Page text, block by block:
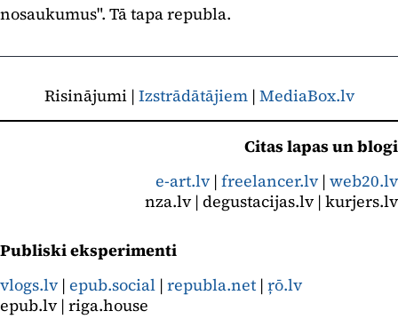
nosaukumus". Tā tapa republa.
Risinājumi | Izstrādātājiem| MediaBox.lv
Citas lapas un blogi
e-art.lv | freelancer.lv | web20.lv
nza.lv | degustacijas.lv | kurjers.lv
Publiski eksperimenti
vlogs.lv | epub.social | republa.net | ŗō.lv
epub.lv | riga.house